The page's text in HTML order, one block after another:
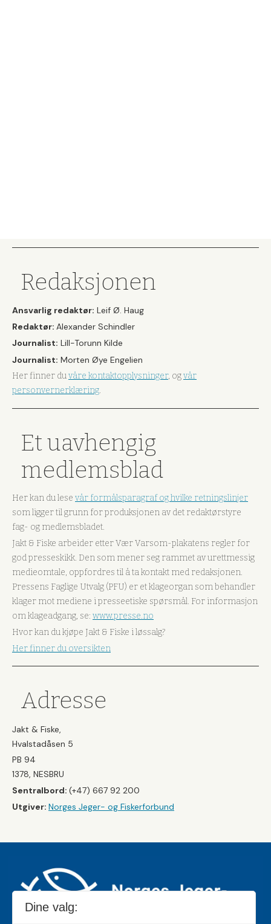
Redaksjonen
Ansvarlig redaktør: Leif Ø. Haug
Redaktør: Alexander Schindler
Journalist: Lill-Torunn Kilde
Journalist: Morten Øye Engelien
Her finner duvåre kontaktopplysninger, ogvår
personvernerklæring.
Et uavhengig
medlemsblad
Her kan du lese vår formålsparagraf og hvilke retningslinjer
som ligger til grunn for produksjonen av det redaktørstyre
fag- og medlemsbladet.
Jakt & Fiske arbeider etter Vær Varsom-plakatens regler for
god presseskikk. Den som mener seg rammet av urettmessig
medieomtale, oppfordres til å ta kontakt med redaksjonen.
Pressens Faglige Utvalg (PFU) er et klageorgan som behandler
klager mot mediene i presseetiske spørsmål. For informasjon
om klageadgang, se: www.presse.no
Hvor kan du kjøpe Jakt & Fiske i løssalg?
Her finner du oversikten
Adresse
Jakt & Fiske,
Hvalstadåsen 5
PB 94
1378, NESBRU
Sentralbord: (+47) 667 92 200
Utgiver: Norges Jeger- og Fiskerforbund
Dine valg: